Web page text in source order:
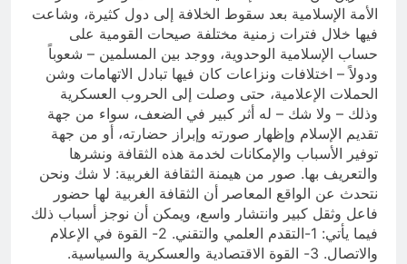
الأمة الإسلامية بعد سقوط الخلافة إلى دول كثيرة، وشاعت
فيها خلال فترات زمنية مختلفة صيحات القومية على
حساب الإسلامية الوحدوية، ووجد بين المسلمين – شعوباً
ودولاً – اختلافات ونزاعات كان فيها تبادل الاتهامات وشن
الحملات الإعلامية، حتى وصلت إلى الحروب العسكرية
وذلك – ولا شك – له أثر كبير في الضعف، سواء من جهة
تقديم الإسلام وإظهار صورته وإبراز حضارته، أو من جهة
توفير الأسباب والإمكانات لخدمة هذه الثقافة ونشرها
والتعريف بها. صور من هيمنة الثقافة الغربية: لا شك ونحن
نتحدث عن الواقع المعاصر أن الثقافة الغربية لها حضور
فاعل وثقل كبير وانتشار واسع، ويمكن أن نوجز أسباب ذلك
فيما يأتي: 1-التقدم العلمي والتقني. 2- القوة في الإعلام
والاتصال. 3- القوة الاقتصادية والعسكرية والسياسية.